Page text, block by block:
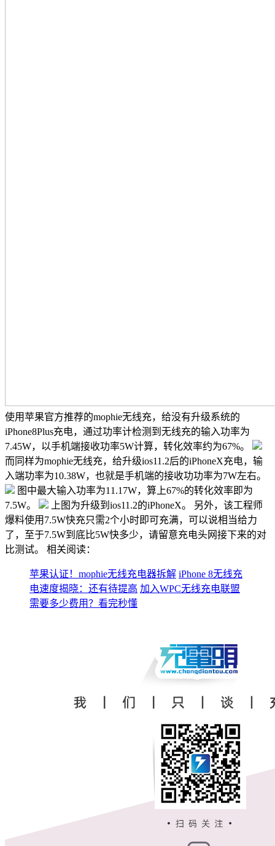
使用苹果官方推荐的mophie无线充，给没有升级系统的
iPhone8Plus充电，通过功率计检测到无线充的输入功率为
7.45W，以手机端接收功率5W计算，转化效率约为67%。
而同样为mophie无线充，给升级ios11.2后的iPhoneX充电，输
入端功率为10.38W，也就是手机端的接收功功率为7W左右。
图中最大输入功率为11.17W，算上67%的转化效率即为
7.5W。
上图为升级到ios11.2的iPhoneX。 另外，该工程师
爆料使用7.5W快充只需2个小时即可充满，可以说相当给力
了，至于7.5W到底比5W快多少，请留意充电头网接下来的对
比测试。 相关阅读：
苹果认证！mophie无线充电器拆解 iPhone 8无线充
电速度揭晓：还有待提高 加入WPC无线充电联盟
需要多少费用？看完秒懂